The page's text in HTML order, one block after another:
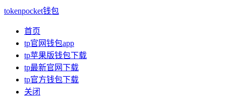
tokenpocket钱包
首页
tp官网钱包app
tp苹果版钱包下载
tp最新官网下载
tp官方钱包下载
关闭